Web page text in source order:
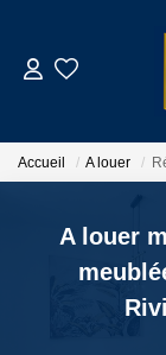
Accueil A louer
A louer